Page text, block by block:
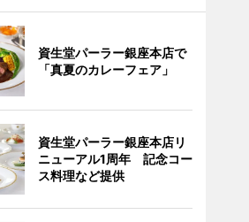
資生堂パーラー銀座本店で
「真夏のカレーフェア」
資生堂パーラー銀座本店リ
ニューアル1周年 記念コー
ス料理など提供